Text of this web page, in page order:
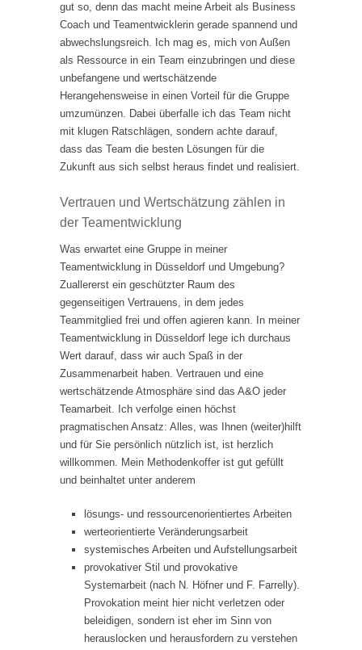
gut so, denn das macht meine Arbeit als Business
Coach und Teamentwicklerin gerade spannend und
abwechslungsreich. Ich mag es, mich von Außen
als Ressource in ein Team einzubringen und diese
unbefangene und wertschätzende
Herangehensweise in einen Vorteil für die Gruppe
umzumünzen. Dabei überfalle ich das Team nicht
mit klugen Ratschlägen, sondern achte darauf,
dass das Team die besten Lösungen für die
Zukunft aus sich selbst heraus findet und realisiert.
Vertrauen und Wertschätzung zählen in
der Teamentwicklung
Was erwartet eine Gruppe in meiner
Teamentwicklung in Düsseldorf und Umgebung?
Zuallererst ein geschützter Raum des
gegenseitigen Vertrauens, in dem jedes
Teammitglied frei und offen agieren kann. In meiner
Teamentwicklung in Düsseldorf lege ich durchaus
Wert darauf, dass wir auch Spaß in der
Zusammenarbeit haben. Vertrauen und eine
wertschätzende Atmosphäre sind das A&O jeder
Teamarbeit. Ich verfolge einen höchst
pragmatischen Ansatz: Alles, was Ihnen (weiter)hilft
und für Sie persönlich nützlich ist, ist herzlich
willkommen. Mein Methodenkoffer ist gut gefüllt
und beinhaltet unter anderem
lösungs- und ressourcenorientiertes Arbeiten
werteorientierte Veränderungsarbeit
systemisches Arbeiten und Aufstellungsarbeit
provokativer Stil und provokative
Systemarbeit (nach N. Höfner und F. Farrelly).
Provokation meint hier nicht verletzen oder
beleidigen, sondern ist eher im Sinn von
herauslocken und herausfordern zu verstehen